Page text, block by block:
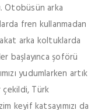
Otobüsün arka
fren kullanmadan
arka koltuklarda
başlayınca şoförü
yudumlarken artık
çekildi, Türk
keyif katsayımızı da